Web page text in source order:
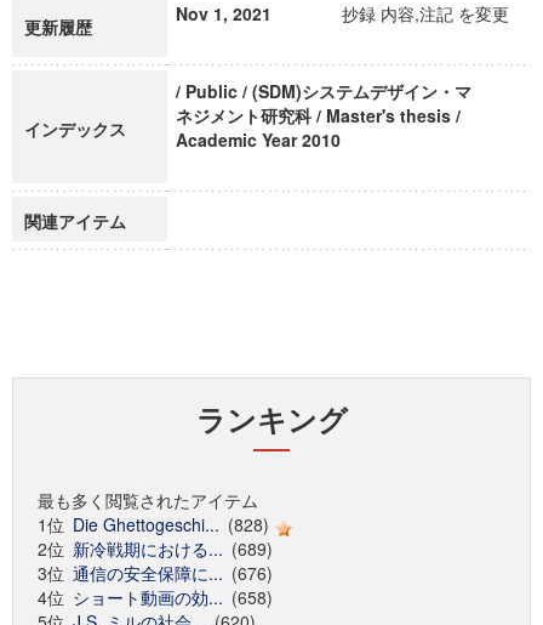
更新履歴
Nov 1, 2021 抄録 内容,注記 を変更
インデックス
/ Public / (SDM)システムデザイン・マ
ネジメント研究科 / Master's thesis /
Academic Year 2010
関連アイテム
ランキング
最も多く閲覧されたアイテム
1位 Die Ghettogeschi... (828)
2位 新冷戦期における... (689)
3位 通信の安全保障に... (676)
4位 ショート動画の効... (658)